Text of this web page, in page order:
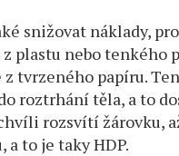
snižovat náklady,
plastu nebo tenkého
tvrzeného papíru.
roztrhání těla, a to
rozsvítí žárovku,
a to je taky HDP.